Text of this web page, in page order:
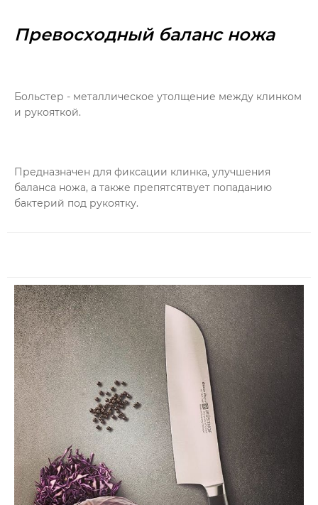
Превосходный баланс ножа
Больстер - металлическое утолщение между клинком
и рукояткой.
Предназначен для фиксации клинка, улучшения
баланса ножа, а также препятсятвует попаданию
бактерий под рукоятку.